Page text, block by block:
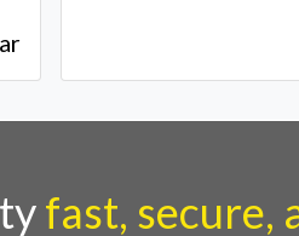
fast, secure,